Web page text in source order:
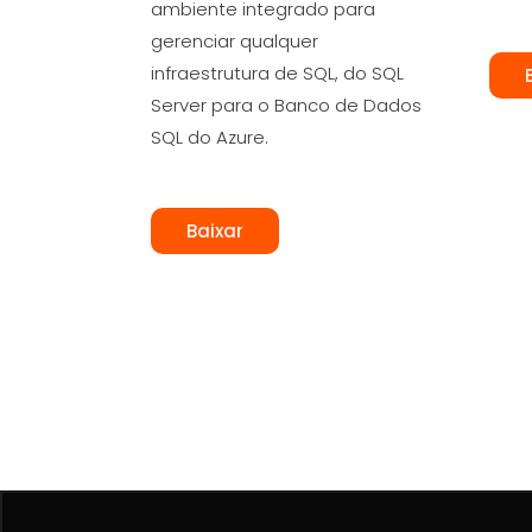
ambiente integrado para
gerenciar qualquer
infraestrutura de SQL, do SQL
Server para o Banco de Dados
SQL do Azure.
Baixar